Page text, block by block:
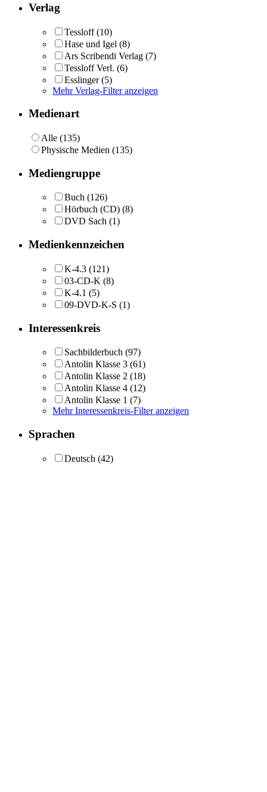
Verlag
Tessloff (10)
Hase und Igel (8)
Ars Scribendi Verlag (7)
Tessloff Verl. (6)
Esslinger (5)
Mehr Verlag-Filter anzeigen
Medienart
Alle (135)
Physische Medien (135)
Mediengruppe
Buch (126)
Hörbuch (CD) (8)
DVD Sach (1)
Medienkennzeichen
K-4.3 (121)
03-CD-K (8)
K-4.1 (5)
09-DVD-K-S (1)
Interessenkreis
Sachbilderbuch (97)
Antolin Klasse 3 (61)
Antolin Klasse 2 (18)
Antolin Klasse 4 (12)
Antolin Klasse 1 (7)
Mehr Interessenkreis-Filter anzeigen
Sprachen
Deutsch (42)